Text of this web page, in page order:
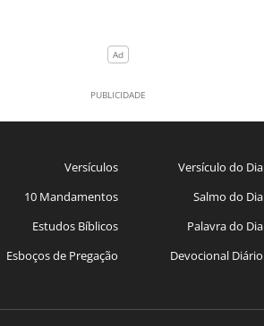
Versículos
10 Mandamentos
Estudos Bíblicos
Esboços de Pregação
Versículo do Dia
Salmo do Dia
Palavra do Dia
Devocional Diário